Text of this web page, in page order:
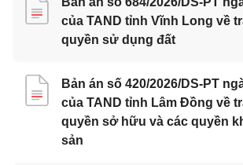
của TAND tỉnh Vĩnh Long về
quyền sử dụng đất
Bản án số 420/2026/DS-PT
của TAND tỉnh Lâm Đồng về
quyền sở hữu và các quyền
sản